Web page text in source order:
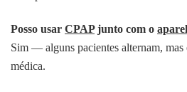
Posso usar CPAPjunto com o
Sim — alguns pacientes alternam, mas
médica.